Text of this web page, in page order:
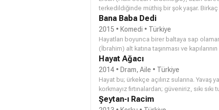
Cahide, Barış'ı sadece Zehra'dan değil,
için bıçakları bilemektedir. Aşklarını
olduğunu öğrenmiş olan Ceren'in
terkedildiğinde müthiş bir şok yaşar.
kabullenir, ancak aşk acısı alışkın
çalışır. Erdek'te çocukluğunu geçirdiği
düğüne giderek kafa dağıtmak ister.
oğlu Feridun'la karıştırır. Bir anda tüm
niyetlenir, ancak damadın kuzeni Hayal'e
daha Feridun gibi davranmasını
Bana Baba Dedi
2015 • Komedi • Türkiye
Hayatları boyunca birer baltaya sap
(İbrahim) alt katına taşınması ve
buldukları olayları anlatıyor.
Hayat Ağacı
2014 • Dram, Aile • Türkiye
Hayat bu; ürkekçe açılırız sularına.
korkmayız fırtınalardan; güveniriz, sıkı
ustası olduğu ayakkabı dükkanına.
Baba yadigarı dükkanı oğlu Murat’la
Şeytan-ı Racim